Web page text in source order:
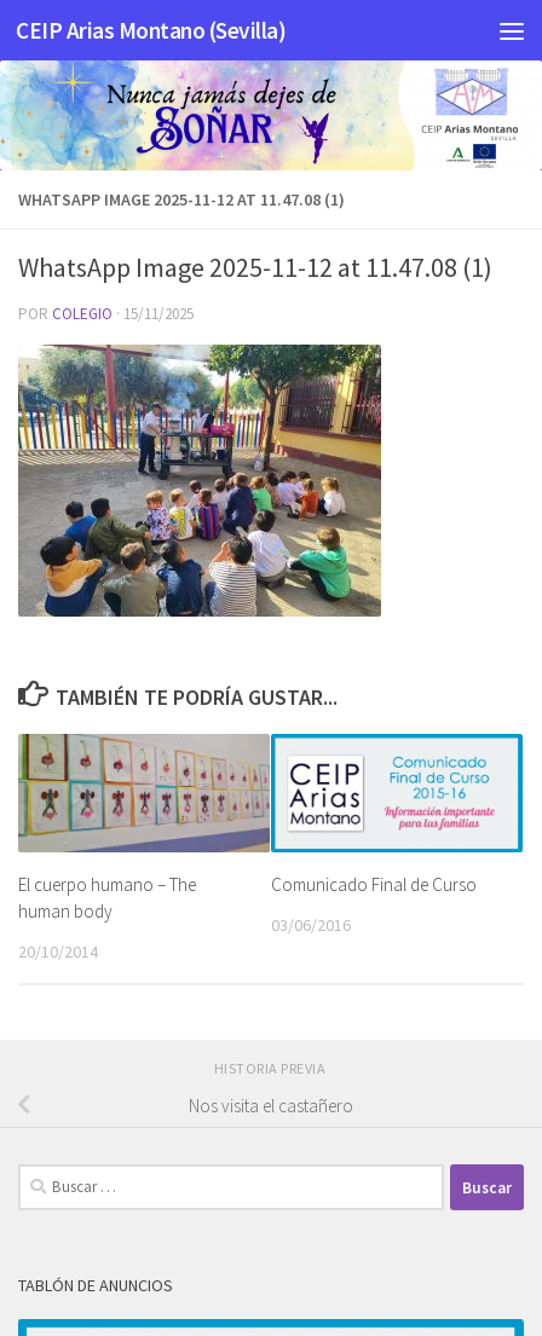
Saltar al contenido
CEIP Arias Montano (Sevilla)
WHATSAPP IMAGE 2025-11-12 AT 11.47.08 (1)
WhatsApp Image 2025-11-12 at 11.47.08 (1)
POR COLEGIO · 15/11/2025
TAMBIÉN TE PODRÍA GUSTAR...
El cuerpo humano – The
human body
20/10/2014
Comunicado Final de Curso
03/06/2016
HISTORIA PREVIA
Nos visita el castañero
Buscar:
TABLÓN DE ANUNCIOS